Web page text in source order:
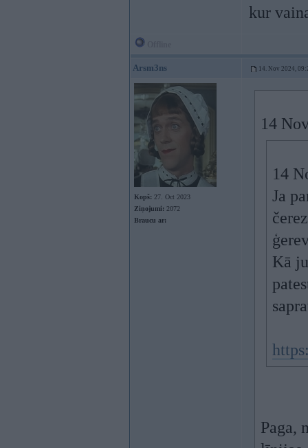
kur
Arsm3ns 14. Nov 2024,
Kopš: 27. Oct 2023
Ziņojumi: 2072
Braucu ar:
14
14
Ja
Kā
Paga,